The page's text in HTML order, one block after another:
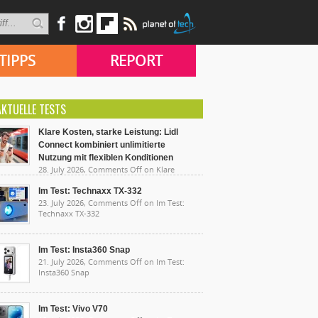
REPORT
TESTS
Klare Kosten, starke Leistung: Lidl
Connect kombiniert unlimitierte
Nutzung mit flexiblen Konditionen
28. July 2026, Comments Off on Klare
Nutzung mit flexiblen Konditionen
Im Test: Technaxx TX-332
23. July 2026, Comments Off on Im Test:
Technaxx TX-332
Im Test: Insta360 Snap
21. July 2026, Comments Off on Im Test:
Insta360 Snap
Im Test: Vivo V70